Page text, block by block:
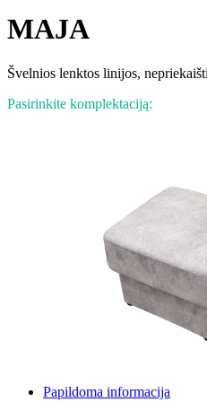
MAJA
Švelnios lenktos linijos,
Pasirinkite komplektaciją:
Papildoma informacija